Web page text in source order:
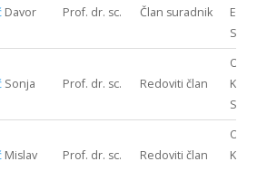
Davor Prof. dr. sc. Član suradnik
Sonja Prof. dr. sc. Redoviti član
ODJEL
Mislav Prof. dr. sc. Redoviti član
ODJEL